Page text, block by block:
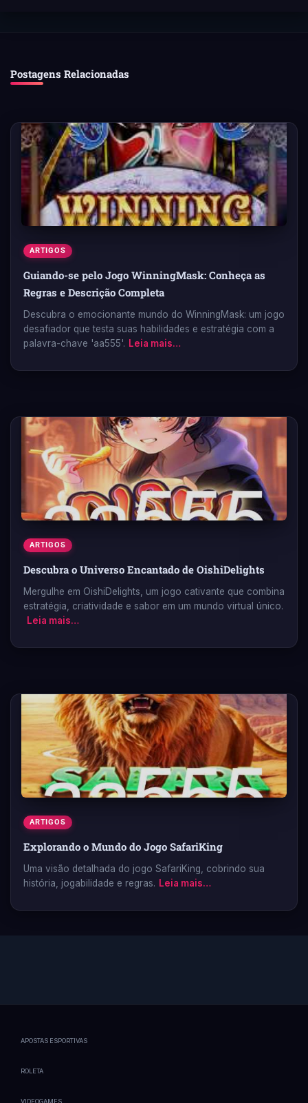
Postagens Relacionadas
ARTIGOS
Guiando-se pelo Jogo WinningMask: Conheça as
Regras e Descrição Completa
Descubra o emocionante mundo do WinningMask: um jogo
desafiador que testa suas habilidades e estratégia com a
palavra-chave 'aa555'. Leia mais…
ARTIGOS
Descubra o Universo Encantado de OishiDelights
Mergulhe em OishiDelights, um jogo cativante que combina
estratégia, criatividade e sabor em um mundo virtual único.
Leia mais…
ARTIGOS
Explorando o Mundo do Jogo SafariKing
Uma visão detalhada do jogo SafariKing, cobrindo sua
história, jogabilidade e regras. Leia mais…
APOSTAS ESPORTIVAS
ROLETA
VIDEOGAMES